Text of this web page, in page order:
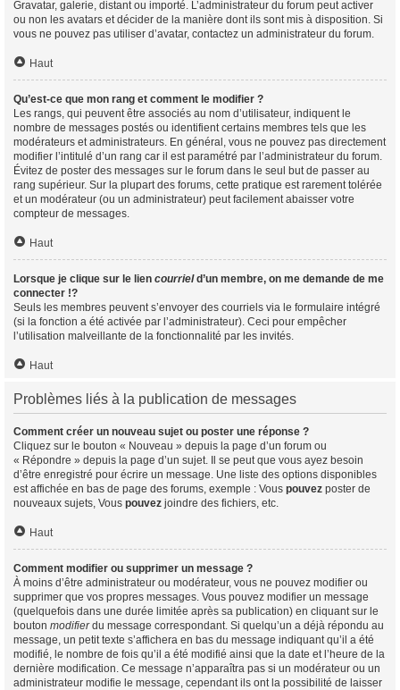
Gravatar, galerie, distant ou importé. L’administrateur du forum peut activer
ou non les avatars et décider de la manière dont ils sont mis à disposition. Si
vous ne pouvez pas utiliser d’avatar, contactez un administrateur du forum.
Haut
Qu’est-ce que mon rang et comment le modifier ?
Les rangs, qui peuvent être associés au nom d’utilisateur, indiquent le
nombre de messages postés ou identifient certains membres tels que les
modérateurs et administrateurs. En général, vous ne pouvez pas directement
modifier l’intitulé d’un rang car il est paramétré par l’administrateur du forum.
Évitez de poster des messages sur le forum dans le seul but de passer au
rang supérieur. Sur la plupart des forums, cette pratique est rarement tolérée
et un modérateur (ou un administrateur) peut facilement abaisser votre
compteur de messages.
Haut
Lorsque je clique sur le lien courrield’un membre, on me demande de me
connecter !?
Seuls les membres peuvent s’envoyer des courriels via le formulaire intégré
(si la fonction a été activée par l’administrateur). Ceci pour empêcher
l’utilisation malveillante de la fonctionnalité par les invités.
Haut
Problèmes liés à la publication de messages
Comment créer un nouveau sujet ou poster une réponse ?
Cliquez sur le bouton « Nouveau » depuis la page d’un forum ou
« Répondre » depuis la page d’un sujet. Il se peut que vous ayez besoin
d’être enregistré pour écrire un message. Une liste des options disponibles
est affichée en bas de page des forums, exemple : Vous pouvez poster de
nouveaux sujets, Vous pouvez joindre des fichiers, etc.
Haut
Comment modifier ou supprimer un message ?
À moins d’être administrateur ou modérateur, vous ne pouvez modifier ou
supprimer que vos propres messages. Vous pouvez modifier un message
(quelquefois dans une durée limitée après sa publication) en cliquant sur le
bouton modifierdu message correspondant. Si quelqu’un a déjà répondu au
message, un petit texte s’affichera en bas du message indiquant qu’il a été
modifié, le nombre de fois qu’il a été modifié ainsi que la date et l’heure de la
dernière modification. Ce message n’apparaîtra pas si un modérateur ou un
administrateur modifie le message, cependant ils ont la possibilité de laisser